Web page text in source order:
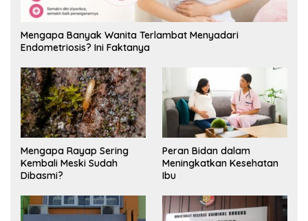
Mengapa Banyak Wanita Terlambat Menyadari
Endometriosis? Ini Faktanya
Mengapa Rayap Sering
Kembali Meski Sudah
Dibasmi?
Peran Bidan dalam
Meningkatkan Kesehatan
Ibu